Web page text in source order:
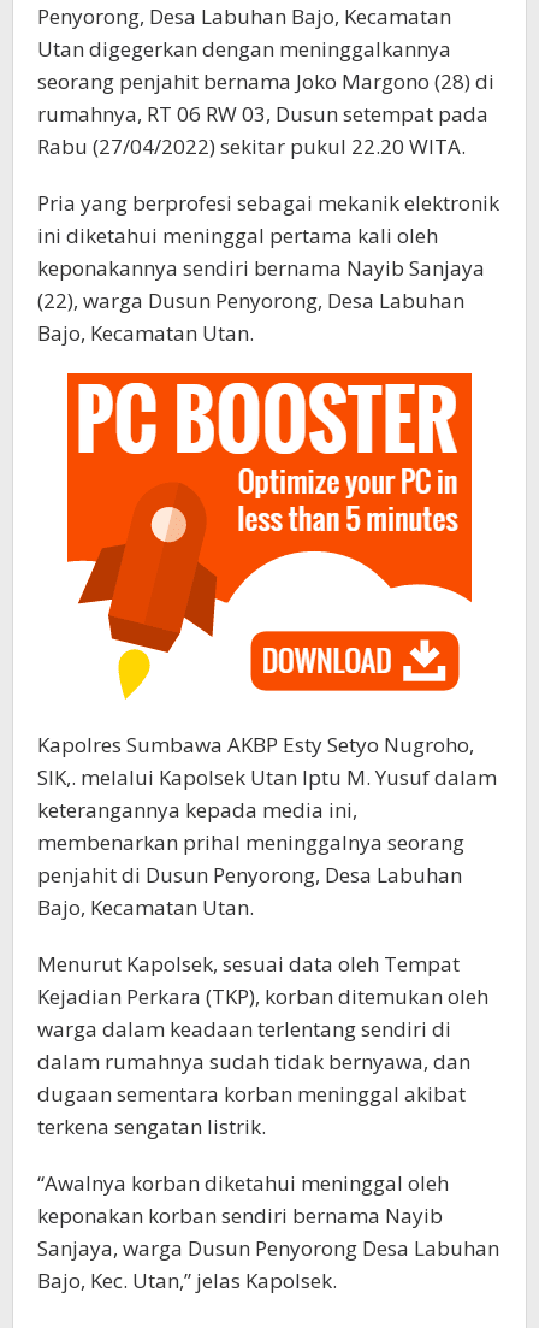
Penyorong, Desa Labuhan Bajo, Kecamatan
Utan digegerkan dengan meninggalkannya
seorang penjahit bernama Joko Margono (28) di
rumahnya, RT 06 RW 03, Dusun setempat pada
Rabu (27/04/2022) sekitar pukul 22.20 WITA.
Pria yang berprofesi sebagai mekanik elektronik
ini diketahui meninggal pertama kali oleh
keponakannya sendiri bernama Nayib Sanjaya
(22), warga Dusun Penyorong, Desa Labuhan
Bajo, Kecamatan Utan.
Kapolres Sumbawa AKBP Esty Setyo Nugroho,
SIK,. melalui Kapolsek Utan Iptu M. Yusuf dalam
keterangannya kepada media ini,
membenarkan prihal meninggalnya seorang
penjahit di Dusun Penyorong, Desa Labuhan
Bajo, Kecamatan Utan.
Menurut Kapolsek, sesuai data oleh Tempat
Kejadian Perkara (TKP), korban ditemukan oleh
warga dalam keadaan terlentang sendiri di
dalam rumahnya sudah tidak bernyawa, dan
dugaan sementara korban meninggal akibat
terkena sengatan listrik.
“Awalnya korban diketahui meninggal oleh
keponakan korban sendiri bernama Nayib
Sanjaya, warga Dusun Penyorong Desa Labuhan
Bajo, Kec. Utan,” jelas Kapolsek.